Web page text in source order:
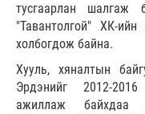
тусгаарлан шалгаж
"Тавантолгой" ХК-
холбогдож байна.
Хууль, хяналтын
Эрдэнийг 2012-
ажиллаж